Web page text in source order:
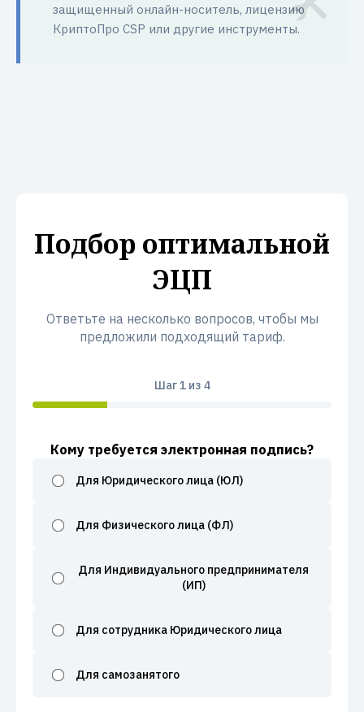
защищенный онлайн-носитель, лицензию
КриптоПро CSP или другие инструменты.
Подбор оптимальной
ЭЦП
Ответьте на несколько вопросов, чтобы мы
предложили подходящий тариф.
Шаг1из 4
Кому требуется электронная подпись?
Для Юридического лица (ЮЛ)
Для Физического лица (ФЛ)
Для Индивидуального предпринимателя
(ИП)
Для сотрудника Юридического лица
Для самозанятого